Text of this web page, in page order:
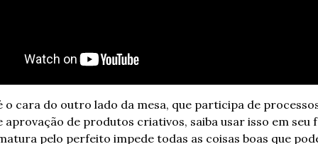
o cara do outro lado da mesa, que participa de
aprovação de produtos criativos, saiba usar isso em seu
pelo perfeito impede todas as coisas boas que